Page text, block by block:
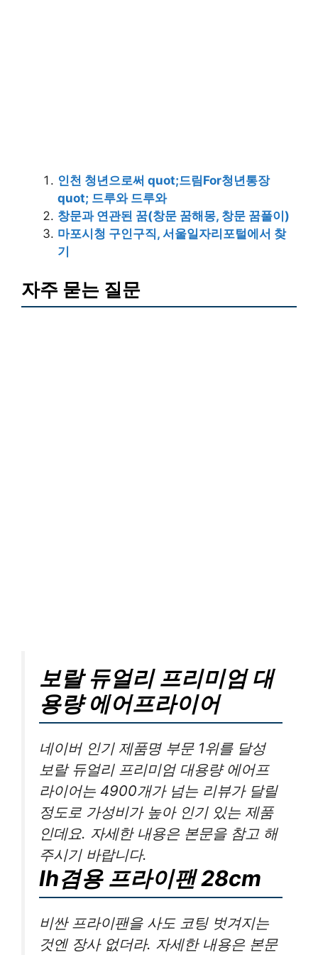
인천 청년으로써 quot;드림For청년통장
quot; 드루와 드루와
창문과 연관된 꿈(창문 꿈해몽, 창문 꿈풀이)
마포시청 구인구직, 서울일자리포털에서 찾
기
자주 묻는 질문
보랄 듀얼리 프리미엄 대
용량 에어프라이어
네이버 인기 제품명 부문 1위를 달성
보랄 듀얼리 프리미엄 대용량 에어프
라이어는 4900개가 넘는 리뷰가 달릴
정도로 가성비가 높아 인기 있는 제품
인데요. 자세한 내용은 본문을 참고 해
주시기 바랍니다.
Ih겸용 프라이팬 28cm
비싼 프라이팬을 사도 코팅 벗겨지는
것엔 장사 없더라. 자세한 내용은 본문